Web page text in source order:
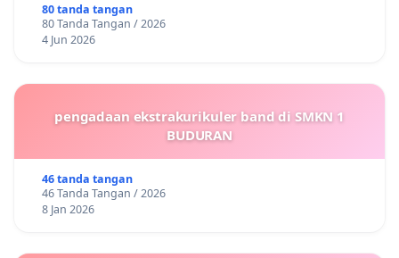
80 tanda tangan
80 Tanda Tangan / 2026
4 Jun 2026
pengadaan ekstrakurikuler band di SMKN 1
BUDURAN
46 tanda tangan
46 Tanda Tangan / 2026
8 Jan 2026